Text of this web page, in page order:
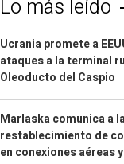
Lo más leído
Ucrania promete a
ataques a la terminal
Oleoducto del Caspio
Marlaska comunica a
restablecimiento de
en conexiones aéreas